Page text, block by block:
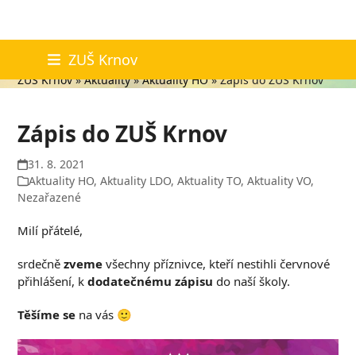
content
ZUŠ Krnov
Aktuality
ZUŠ Krnov»Aktuality»Aktuality HO»Zápis do ZUŠ Krnov
Zápis do ZUŠ Krnov
31. 8. 2021
Aktuality HO,Aktuality LDO,Aktuality TO,Aktuality VO,
Nezařazené
Milí přátelé,
srdečnězveme všechny příznivce, kteří nestihli červnové
přihlášení, kdodatečnému zápisu do naší školy.
Těšíme se na vás 🙂